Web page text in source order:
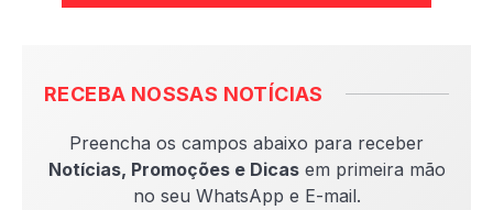
RECEBA NOSSAS NOTÍCIAS
Preencha os campos abaixo para receber
Notícias, Promoções e Dicasem primeira mão
no seu WhatsApp e E-mail.